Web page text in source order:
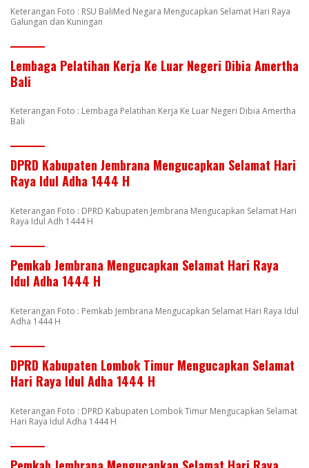
Keterangan Foto : RSU BaliMed Negara Mengucapkan Selamat Hari Raya
Galungan dan Kuningan
Lembaga Pelatihan Kerja Ke Luar Negeri Dibia Amertha
Bali
Keterangan Foto : Lembaga Pelatihan Kerja Ke Luar Negeri Dibia Amertha
Bali
DPRD Kabupaten Jembrana Mengucapkan Selamat Hari
Raya Idul Adha 1444 H
Keterangan Foto : DPRD Kabupaten Jembrana Mengucapkan Selamat Hari
Raya Idul Adh 1444 H
Pemkab Jembrana Mengucapkan Selamat Hari Raya
Idul Adha 1444 H
Keterangan Foto : Pemkab Jembrana Mengucapkan Selamat Hari Raya Idul
Adha 1444 H
DPRD Kabupaten Lombok Timur Mengucapkan Selamat
Hari Raya Idul Adha 1444 H
Keterangan Foto : DPRD Kabupaten Lombok Timur Mengucapkan Selamat
Hari Raya Idul Adha 1444 H